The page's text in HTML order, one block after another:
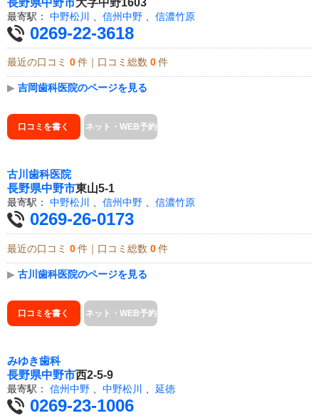
最寄駅： 中野松川 信州中野 信濃竹原
0269-22-3618
最近の口コミ 0 件｜口コミ総数 0 件
▶ 吉岡歯科医院のページを見る
口コミを書く ネット・WEB予約
古川歯科医院
長野県中野市東山5-1
最寄駅： 中野松川 、 信州中野 、 信濃竹原
0269-26-0173
最近の口コミ 0 件｜口コミ総数 0 件
▶ 古川歯科医院のページを見る
口コミを書く ネット・WEB予約
みゆき歯科
長野県中野市西2-5-9
最寄駅： 信州中野 中野松川 延徳
0269-23-1006